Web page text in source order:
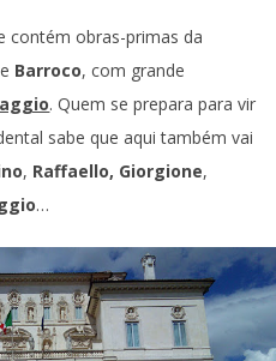
contém obras-primas da
e Barroco, com grande
. Quem se prepara para vir
sabe que aqui também vai
, Raffaello, Giorgione,
…